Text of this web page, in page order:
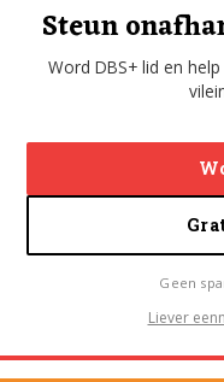
Steun
Word DBS+ lid en
Geen
Liever